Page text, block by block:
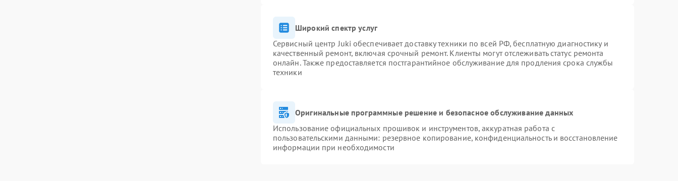
Широкий спектр услуг
Сервисный центр Juki обеспечивает доставку техники по всей РФ, бесплатную диагностику и
качественный ремонт, включая срочный ремонт. Клиенты могут отслеживать статус ремонта
онлайн. Также предоставляется постгарантийное обслуживание для продления срока службы
техники
Оригинальные программные решение и безопасное обслуживание данных
Использование официальных прошивок и инструментов, аккуратная работа с
пользовательскими данными: резервное копирование, конфиденциальность и восстановление
информации при необходимости